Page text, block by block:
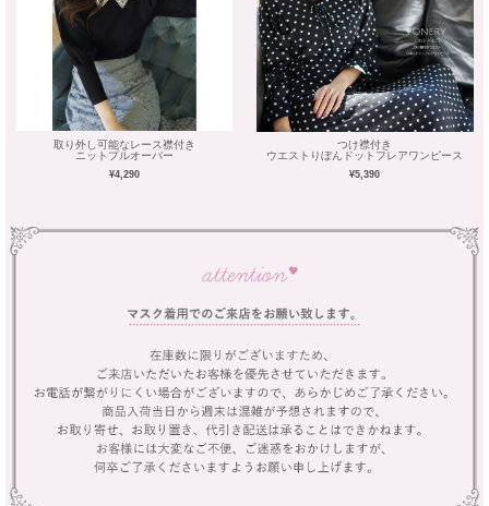
取り外し可能なレース襟付き
ニットプルオーバー
¥4,290
つけ襟付き
ウエストりぼんドットフレアワンピース
¥5,390